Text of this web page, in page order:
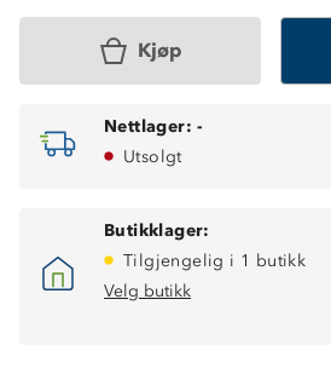
Kjøp
Nettlager: -
Utsolgt
Butikklager:
Tilgjengelig i 1 butikk
Velg butikk